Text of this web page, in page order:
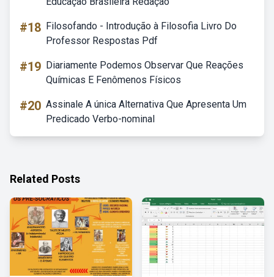
#18 Filosofando - Introdução à Filosofia Livro Do
Professor Respostas Pdf
#19 Diariamente Podemos Observar Que Reações
Químicas E Fenômenos Físicos
#20 Assinale A única Alternativa Que Apresenta Um
Predicado Verbo-nominal
Related Posts